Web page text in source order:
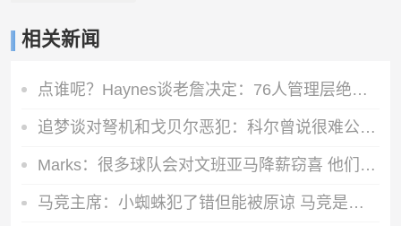
相关新闻
点谁呢？Haynes谈老詹决定：76人管理层绝不会袖手旁观&坐以待毙
追梦谈对弩机和戈贝尔恶犯：科尔曾说很难公开支持我 我说没必要
Marks：很多球队会对文班亚马降薪窃喜 他们可以以此压价别的球员
马竞主席：小蜘蛛犯了错但能被原谅 马竞是诞生世界杯冠军的球队